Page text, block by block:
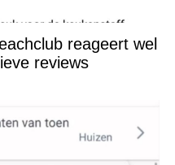
reageert wel
reviews